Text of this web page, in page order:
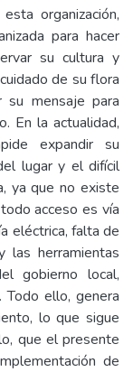
organización,
para hacer
su cultura y
de su flora
mensaje para
En la actualidad,
expandir su
lugar y el difícil
ya que no existe
acceso es vía
eléctrica, falta de
las herramientas
gobierno local,
ello, genera
lo que sigue
que el presente
de